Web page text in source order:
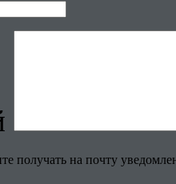
получать на почту